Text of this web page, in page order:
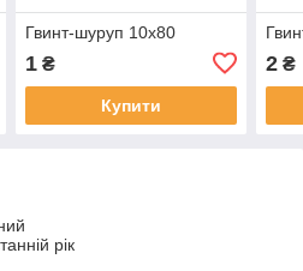
Гвинт-шуруп 10х80
1₴
Купити
2 ₴
рік